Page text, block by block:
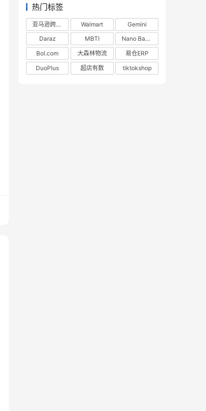
热门标签
亚马逊跨境电商 Walmart
Gemini
Daraz
MBTI
Nano Banana
Bol.com
大森林物流
易仓ERP
DuoPlus
超店有数 tiktokshop